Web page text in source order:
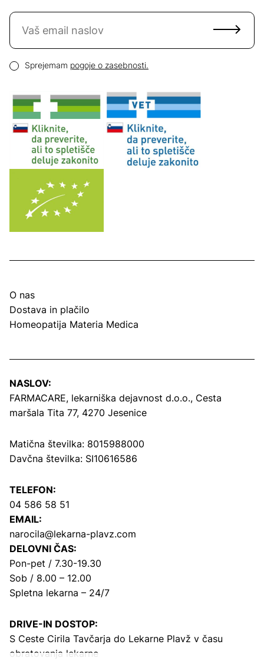
Naročite se na novice
Pogoji zasebnosti
Sprejemam pogoje o zasebnosti.
O nas
Dostava in plačilo
Homeopatija Materia Medica
NASLOV:
FARMACARE, lekarniška dejavnost d.o.o., Cesta
maršala Tita 77, 4270 Jesenice
Matična številka: 8015988000
Davčna številka: SI10616586
TELEFON:
04 586 58 51
EMAIL:
narocila@lekarna-plavz.com
DELOVNI ČAS:
Pon-pet / 7.30-19.30
Sob / 8.00 – 12.00
Spletna lekarna – 24/7
DRIVE-IN DOSTOP:
S Ceste Cirila Tavčarja do Lekarne Plavž v času
obratovanja lekarne